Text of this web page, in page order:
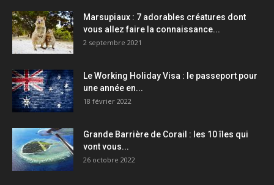
Marsupiaux : 7 adorables créatures dont
vous allez faire la connaissance...
2 septembre 2021
Le Working Holiday Visa : le passeport pour
une année en...
18 février 2022
Grande Barrière de Corail : les 10 îles qui
vont vous...
26 octobre 2022